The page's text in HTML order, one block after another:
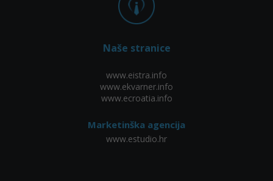
Naše stranice
www.eistra.info
www.ekvarner.info
www.ecroatia.info
Marketinška agencija
www.estudio.hr